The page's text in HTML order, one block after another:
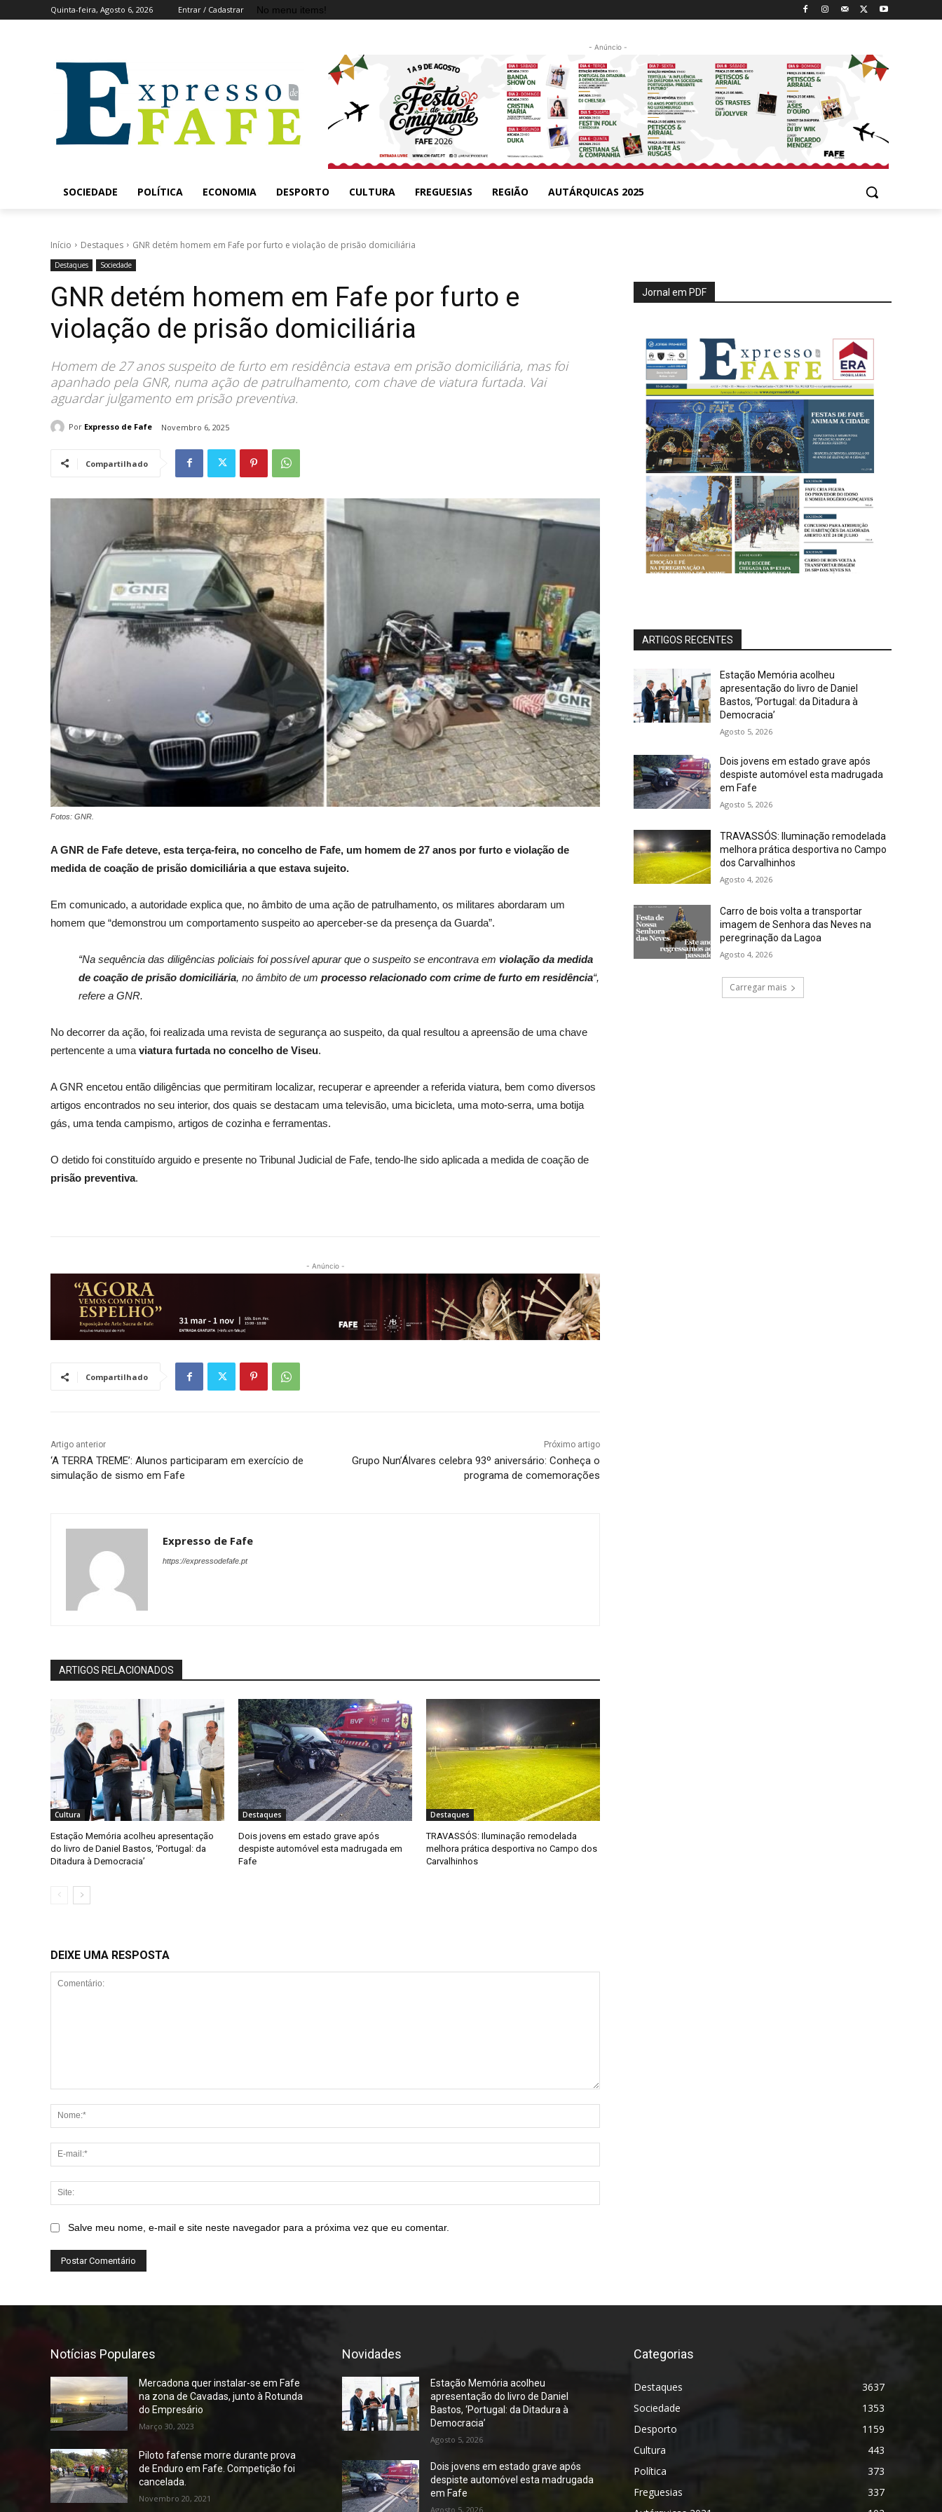
Quinta-feira, Agosto 6, 2026 Entrar / Cadastrar No menu items!
- Anúncio -
SOCIEDADE POLÍTICA ECONOMIA DESPORTO CULTURA FREGUESIAS REGIÃO AUTÁRQUICAS 2025
Início Destaques GNR detém homem em Fafe por furto e violação de prisão domiciliária
Destaques Sociedade
GNR detém homem em Fafe por furto e
violação de prisão domiciliária
Homem de 27 anos suspeito de furto em residência estava em prisão domiciliária, mas foi
apanhado pela GNR, numa ação de patrulhamento, com chave de viatura furtada. Vai
aguardar julgamento em prisão preventiva.
Por Expresso de Fafe Novembro 6, 2025
Compartilhado
Fotos: GNR.
A GNR de Fafe deteve, esta terça-feira, no concelho de Fafe, um homem de 27 anos por furto e violação de
medida de coação de prisão domiciliária a que estava sujeito.
Em comunicado, a autoridade explica que, no âmbito de uma ação de patrulhamento, os militares abordaram um
homem que “demonstrou um comportamento suspeito ao aperceber-se da presença da Guarda”.
“Na sequência das diligências policiais foi possível apurar que o suspeito se encontrava em violação da medida
de coação de prisão domiciliária, no âmbito de um processo relacionado com crime de furto em residência“,
refere a GNR.
No decorrer da ação, foi realizada uma revista de segurança ao suspeito, da qual resultou a apreensão de uma chave
pertencente a uma viatura furtada no concelho de Viseu.
A GNR encetou então diligências que permitiram localizar, recuperar e apreender a referida viatura, bem como diversos
artigos encontrados no seu interior, dos quais se destacam uma televisão, uma bicicleta, uma moto-serra, uma botija
gás, uma tenda campismo, artigos de cozinha e ferramentas.
O detido foi constituído arguido e presente no Tribunal Judicial de Fafe, tendo-lhe sido aplicada a medida de coação de
prisão preventiva.
- Anúncio -
Compartilhado
Artigo anterior
‘A TERRA TREME’: Alunos participaram em exercício de
simulação de sismo em Fafe
Próximo artigo
Grupo Nun’Álvares celebra 93º aniversário: Conheça o
programa de comemorações
Expresso de Fafe
https://expressodefafe.pt
ARTIGOS RELACIONADOS
Cultura
Estação Memória acolheu apresentação
do livro de Daniel Bastos, ‘Portugal: da
Ditadura à Democracia’
Destaques
Dois jovens em estado grave após
despiste automóvel esta madrugada em
Fafe
Destaques
TRAVASSÓS: Iluminação remodelada
melhora prática desportiva no Campo dos
Carvalhinhos
DEIXE UMA RESPOSTA
Salve meu nome, e-mail e site neste navegador para a próxima vez que eu comentar.
Jornal em PDF
ARTIGOS RECENTES
Estação Memória acolheu
apresentação do livro de Daniel
Bastos, ‘Portugal: da Ditadura à
Democracia’
Agosto 5, 2026
Dois jovens em estado grave após
despiste automóvel esta madrugada
em Fafe
Agosto 5, 2026
TRAVASSÓS: Iluminação remodelada
melhora prática desportiva no Campo
dos Carvalhinhos
Agosto 4, 2026
Carro de bois volta a transportar
imagem de Senhora das Neves na
peregrinação da Lagoa
Agosto 4, 2026
Carregar mais
Notícias Populares
Mercadona quer instalar-se em Fafe
na zona de Cavadas, junto à Rotunda
do Empresário
Março 30, 2023
Piloto fafense morre durante prova
de Enduro em Fafe. Competição foi
cancelada.
Novembro 20, 2021
Novidades
Estação Memória acolheu
apresentação do livro de Daniel
Bastos, ‘Portugal: da Ditadura à
Democracia’
Agosto 5, 2026
Dois jovens em estado grave após
despiste automóvel esta madrugada
em Fafe
Agosto 5, 2026
Categorias
Destaques
3637
Sociedade
1353
Desporto
1159
Cultura
443
Política
373
Freguesias
337